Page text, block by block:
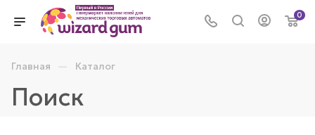
0
Главная — Каталог
Поиск